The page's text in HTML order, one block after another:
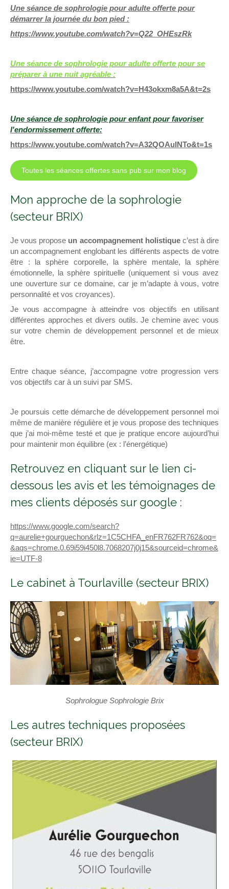
Une séance de sophrologie pour adulte offerte pour
démarrer la journée du bon pied :
https://www.youtube.com/watch?v=Q22_OHEszRk
Une séance de sophrologie pour adulte offerte pour se
préparer à une nuit agréable :
https://www.youtube.com/watch?v=H43okxm8a5A&t=2s
Une séance de sophrologie pour enfant pour favoriser
l'endormissement offerte:
https://www.youtube.com/watch?v=A32QOAuINTo&t=1s
Toutes les séances offertes sans pub sur mon blog
Mon approche de la sophrologie
(secteur BRIX)
Je vous propose un accompagnement holistiquec’est à dire
un accompagnement englobant les différents aspects de votre
être : la sphère corporelle, la sphère mentale, la sphère
émotionnelle, la sphère spirituelle (uniquement si vous avez
une ouverture sur ce domaine, car je m’adapte à vous, votre
personnalité et vos croyances).
Je vous accompagne à atteindre vos objectifs en utilisant
différentes approches et divers outils. Je chemine avec vous
sur votre chemin de développement personnel et de mieux
être.
Entre chaque séance, j’accompagne votre progression vers
vos objectifs car à un suivi par SMS.
Je poursuis cette démarche de développement personnel moi
même de manière régulière et je vous propose des techniques
que j’ai moi-même testé et que je pratique encore aujourd’hui
pour maintenir mon équilibre (ex : l’énergétique)
Retrouvez en cliquant sur le lien ci-
dessous les avis et les témoignages de
mes clients déposés sur google :
https://www.google.com/search?
q=aurelie+gourguechon&rlz=1C5CHFA_enFR762FR762&oq=
&aqs=chrome.0.69i59i450l8.7068207j0j15&sourceid=chrome&
ie=UTF-8
Le cabinet à Tourlaville (secteur BRIX)
Sophrologue Sophrologie Brix
Les autres techniques proposées
(secteur BRIX)